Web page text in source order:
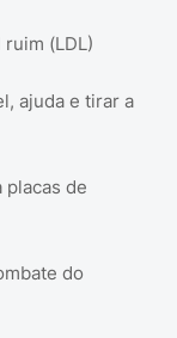
(LDL)
ajuda e tirar a
de
do